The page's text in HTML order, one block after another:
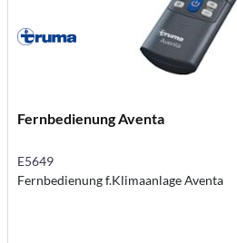
Fernbedienung Aventa
E5649
Fernbedienung f.Klimaanlage Aventa